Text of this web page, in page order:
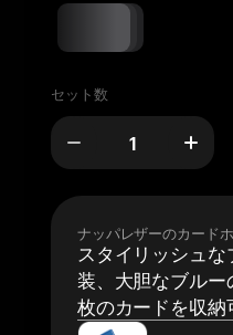
セット数
ナッパレザーのカード
スタイリッシュ
装、大胆なブルー
枚のカードを収納